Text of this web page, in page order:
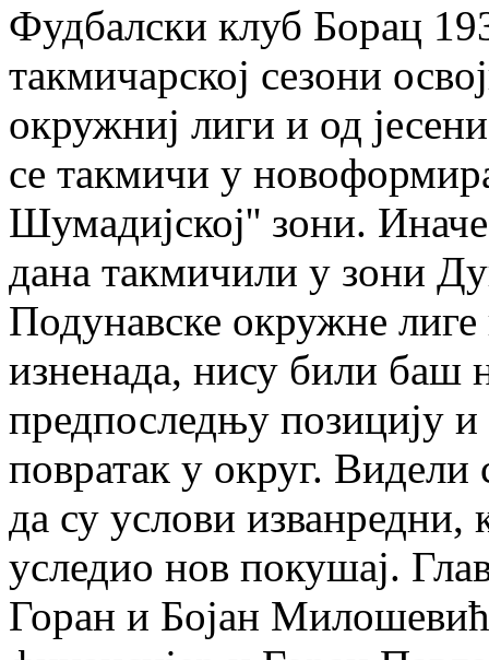
Фудбалски клуб Борац
такмичарској сезони
окружниј лиги и од
се такмичи у
Шумадијској'' зони.
дана такмичили у зони
Подунавске окружне лиге
изненада, нису били баш
предпоследњу позицију
повратак у округ.
да су услови изванредни,
уследио нов покушај.
Горан и Бојан